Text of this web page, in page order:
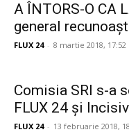
A ÎNTORS-O CA
general
FLUX 24 - 8 martie 2018, 17:52
Comisia SRI s-a
FLUX 24 și
FLUX 24 - 13 februarie 2018,